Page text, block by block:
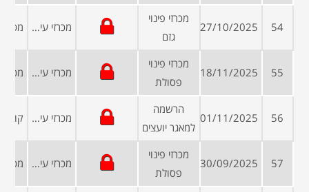
54
27/10/2025
מכרזי פינוי
גזם
מכרזי עיריות ומועצות
55
18/11/2025
מכרזי פינוי
פסולת
מכרזי עיריות ומועצות
56
01/11/2025
הרשמה
למאגר יועצים
מכרזי עיריות ומועצות
57
30/09/2025
מכרזי פינוי
פסולת
מכרזי עיריות ומועצות